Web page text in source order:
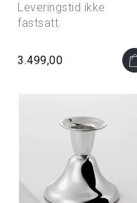
Leveringstid ikke
fastsatt.
3.499,00